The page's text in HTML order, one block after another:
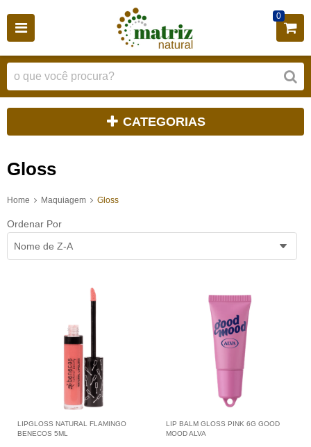
0
CATEGORIAS
Gloss
Home Maquiagem Gloss
Ordenar Por
Nome de Z-A
LIPGLOSS NATURAL FLAMINGO
BENECOS 5ML
LIP BALM GLOSS PINK 6G GOOD
MOOD ALVA